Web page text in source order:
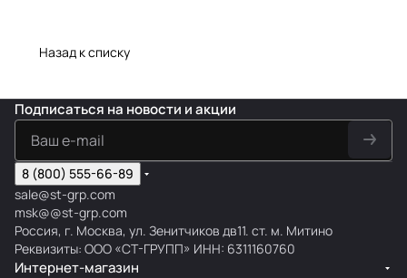
Назад к списку
Подписаться на новости и акции
8 (800) 555-66-89
sale@st-grp.com
msk@@st-grp.com
Россия, г. Москва, ул. Зенитчиков дв11. ст. м. Митино
Реквизиты: ООО «СТ-ГРУПП» ИНН: 6311160760
Интернет-магазин